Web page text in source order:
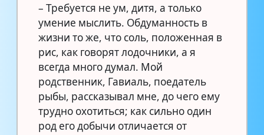
– Требуется не ум, дитя, а только
умение мыслить. Обдуманность в
жизни то же, что соль, положенная в
рис, как говорят лодочники, а я
всегда много думал. Мой
родственник, Гавиаль, поедатель
рыбы, рассказывал мне, до чего ему
трудно охотиться; как сильно один
род его добычи отличается от